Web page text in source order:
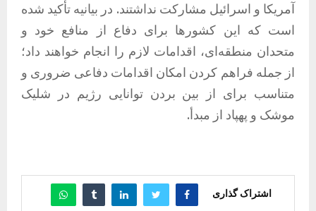
آمریکا و اسرائیل مشارکت نداشتند. در بیانیه تأکید شده
است که این کشورها برای دفاع از منافع خود و
متحدان منطقه‌ای، اقدامات لازم را انجام خواهند داد؛
از جمله فراهم کردن امکان اقدامات دفاعی ضروری و
متناسب برای از بین بردن توانایی رژیم در شلیک
موشک و پهپاد از مبدأ.
اشتراک گذاری